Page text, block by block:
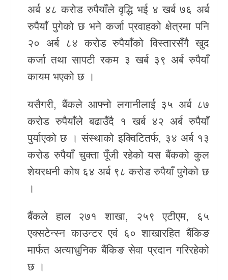
अर्ब ४८ करोड रुपैयाँले वृद्धि भई ४ खर्ब ७६ अर्ब
रुपैयाँ पुगेको छ भने कर्जा प्रवाहको क्षेत्रमा पनि
२० अर्ब ८४ करोड रुपैयाँको विस्तारसँगै खुद
कर्जा तथा सापटी रकम ३ खर्ब ३९ अर्ब रुपैयाँ
कायम भएको छ ।
यसैगरी, बैंकले आफ्नो लगानीलाई ३५ अर्ब ८७
करोड रुपैयाँले बढाउँदै १ खर्ब ४२ अर्ब रुपैयाँ
पुर्याएको छ । संस्थाको इक्विटितर्फ, ३४ अर्ब १३
करोड रुपैयाँ चुक्ता पूँजी रहेको यस बैंकको कुल
शेयरधनी कोष ६४ अर्ब ९८ करोड रुपैयाँ पुगेको छ
।
बैंकले हाल २७१ शाखा, २५९ एटीएम, ६५
एक्सटेन्स्न काउन्टर एवं ६० शाखारहित बैंकिङ
मार्फत अत्याधुनिक बैंकिङ सेवा प्रदान गरिरहेको
छ ।